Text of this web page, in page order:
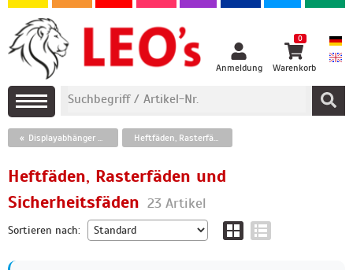
Anmeldung
0
Warenkorb
Displayabhänger und Befestigungen, Wipper, Saugnäpfe Heftfäden, Rasterfäden und Sicherheitsfäden
Heftfäden, Rasterfäden und
Sicherheitsfäden 23 Artikel
Sortieren nach: